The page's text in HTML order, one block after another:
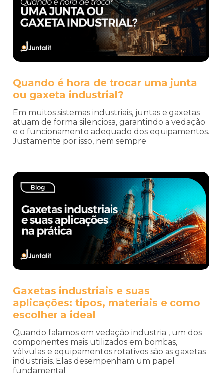
Quando é hora de trocar uma junta
ou gaxeta industrial?
Em muitos sistemas industriais, juntas e gaxetas
atuam de forma silenciosa, garantindo a vedação
e o funcionamento adequado dos equipamentos.
Justamente por isso, nem sempre
Gaxetas industriais e suas
aplicações: tipos, materiais e como
escolher a ideal
Quando falamos em vedação industrial, um dos
componentes mais utilizados em bombas,
válvulas e equipamentos rotativos são as gaxetas
industriais. Elas desempenham um papel
fundamental